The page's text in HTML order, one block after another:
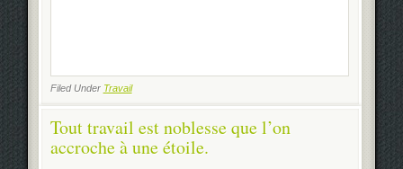
Filed Under Travail
Tout travail est noblesse que l’on
accroche à une étoile.